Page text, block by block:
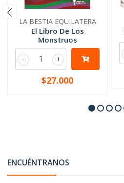
LA BESTIA EQUILATERA
El Libro De Los
Monstruos
+
-
$27.000
ENCUÉNTRANOS